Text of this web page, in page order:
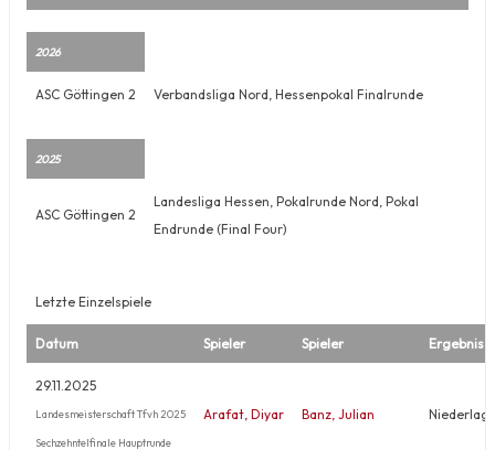
2026
ASC Göttingen 2 Verbandsliga Nord, Hessenpokal Finalrunde
2025
ASC Göttingen 2
Landesliga Hessen, Pokalrunde Nord, Pokal
Endrunde (Final Four)
Letzte Einzelspiele
Datum Spieler Spieler Ergebnis
29.11.2025
Landesmeisterschaft Tfvh 2025
Sechzehntelfinale Hauptrunde
Arafat, Diyar Banz, Julian